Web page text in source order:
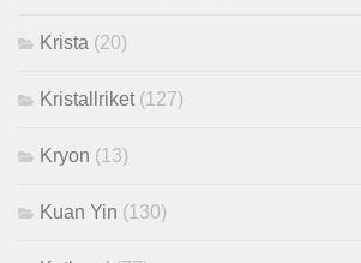
Krista (20)
Kristallriket (127)
Kryon (13)
Kuan Yin (130)